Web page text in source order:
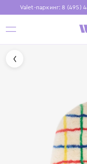
Valet-паркинг: 8 (495)
Бесплатная
Установите